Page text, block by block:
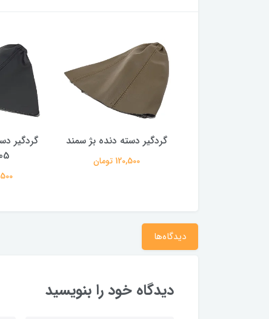
گردگیر دسته دنده بژ سمند
120,500 تومان
گردگیر
405
دیدگاه‌ها
دیدگاه خود را بنویسید